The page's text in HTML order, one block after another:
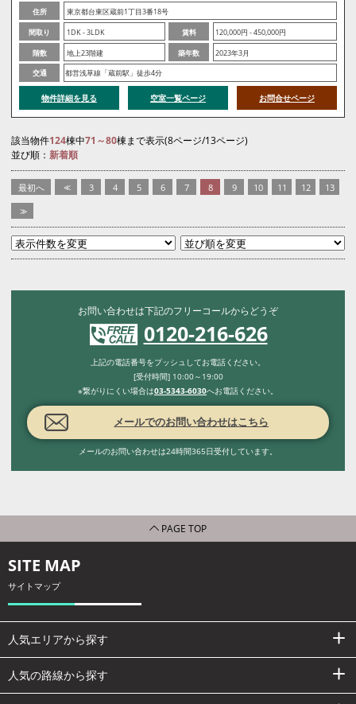
住所
東京都台東区蔵前1丁目3番18号
間取り
1DK - 3LDK 賃料
120,000円 - 450,000円
階数
地上23階建 築年数
2023年3月
交通
都営浅草線「蔵前駅」徒歩4分
物件詳細を見る 空室一覧ページ お問合せページ
該当物件124棟中71～80棟まで表示(8ページ/13ページ)
並び順： 新着順
最初へ << 3 4 5 6 7 8 9 10 11 12
13
>>
お問い合わせは下記のフリーコールからどうぞ
0120-216-626
上記の電話番号をプッシュしてお電話ください。
[受付時間] 10:00～19:00
※繋がりにくい場合は03-5343-6030へお電話ください。
メールでのお問い合わせはこちら
メールのお問い合わせは24時間365日受付しています。
PAGE TOP
SITE MAP
サイトマップ
人気エリアから探す
人気の路線から探す